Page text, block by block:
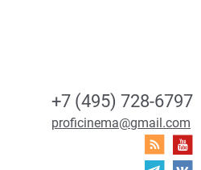
+7 (495) 728-6797
proficinema@gmail.com